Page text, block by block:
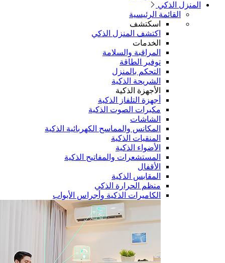
الذكي
القائمة الرئيسية
اسكتشف
اكتشف المنزل الذكي
الخدمات
المراقبة والسلامة
توفير الطاقة
التحكم بالمنزل
الشريحة الذكية
الأجهزة الذكية
أجهزة التلفاز الذكية
مكبرات الصوت الذكية
الشاشات
المكانس والمماسح الكهربائية الذكية
المنقيات الذكية
الأضواء الذكية
المستشعرات والمفاتيح الذكية
الأقفال
المقابس الذكية
منظم الحرارة الذكي
الكاميرات الذكية وأجراس الأبواب